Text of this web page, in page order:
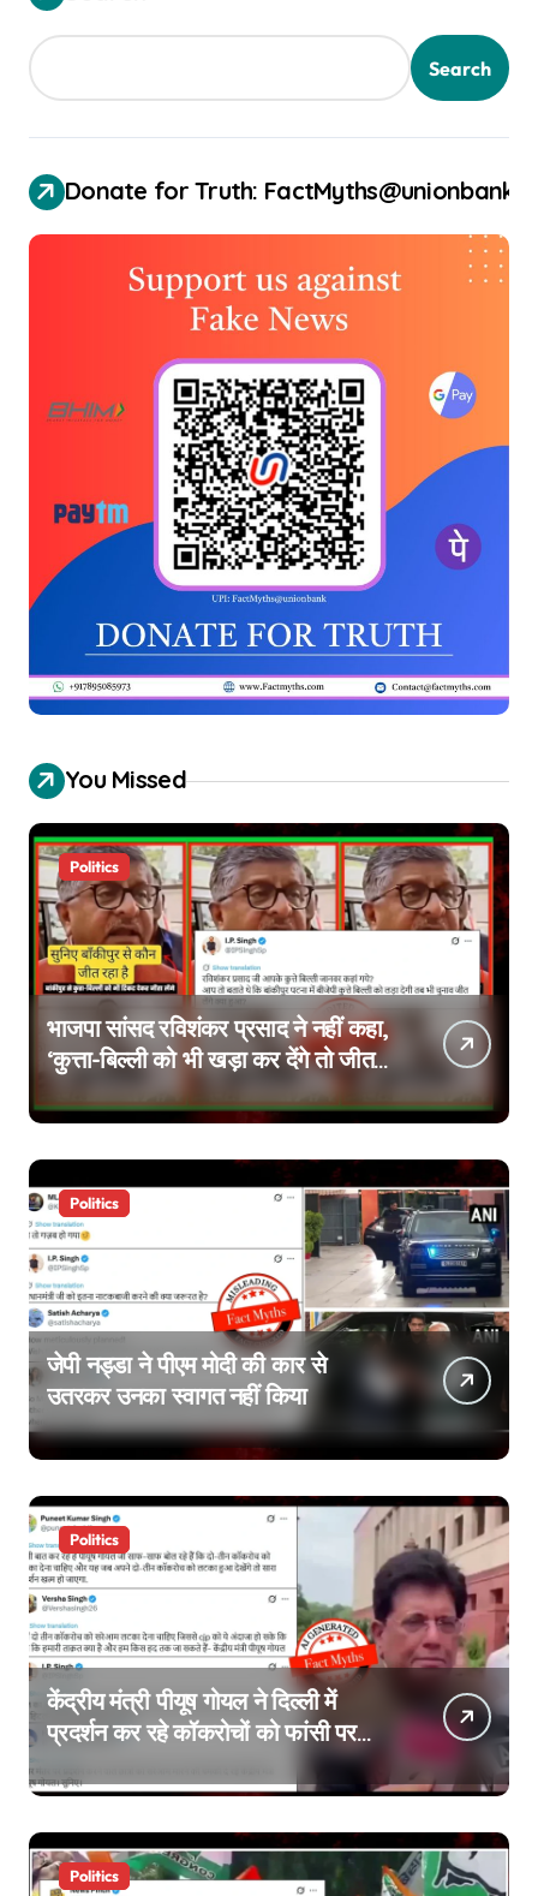
Search
Donate for Truth: FactMyths@unionbank
You Missed
Politics
भाजपा सांसद रविशंकर प्रसाद ने नहीं कहा,
‘कुत्ता-बिल्ली को भी खड़ा कर देंगे तो जीत
जाएंगे’, वायरल वीडियो एडिटेड है
Politics
जेपी नड्डा ने पीएम मोदी की कार से
उतरकर उनका स्वागत नहीं किया
Politics
केंद्रीय मंत्री पीयूष गोयल ने दिल्ली में
प्रदर्शन कर रहे कॉकरोचों को फांसी पर
लटकाने की बात नहीं की, वायरल वीडियो
AI जेनरेटेड है
Politics